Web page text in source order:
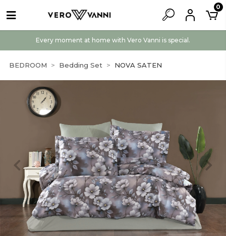
Every moment at home with Vero Vanni is special.
0
BEDROOM Bedding Set NOVA SATEN